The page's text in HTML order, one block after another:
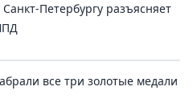
Петербургу разъясняет
все три золотые медали